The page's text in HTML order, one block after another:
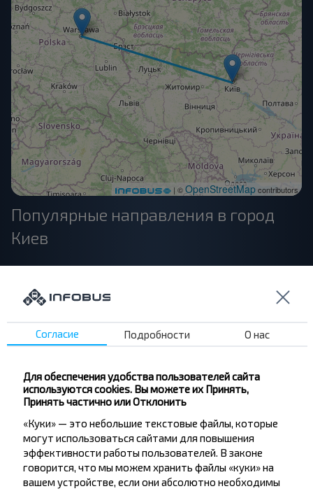
| ©OpenStreetMapcontributors
Популярные направления в город
Киев
Гомель
Киев
Москва
Киев
Купить
Вильнюс
Согласие Подробности О нас
Для обеспечения удобства пользователей сайта
используются cookies. Вы можете их Принять,
Принять частично или Отклонить
«Куки» — это небольшие текстовые файлы, которые
могут использоваться сайтами для повышения
эффективности работы пользователей. В законе
говорится, что мы можем хранить файлы «куки» на
вашем устройстве, если они абсолютно необходимы